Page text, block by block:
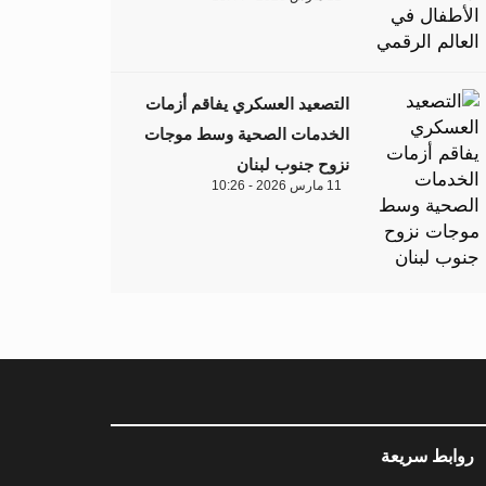
التصعيد العسكري يفاقم أزمات
الخدمات الصحية وسط موجات
نزوح جنوب لبنان
11 مارس 2026 - 10:26
روابط سريعة